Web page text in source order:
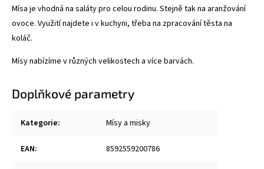
Mísa je vhodná na saláty pro celou rodinu. Stejně tak na aranžování
ovoce. Využití najdete i v kuchyni, třeba na zpracování těsta na
koláč.
Mísy nabízíme v různých velikostech a více barvách.
Doplňkové parametry
Kategorie: Mísy a misky
EAN: 8592559200786